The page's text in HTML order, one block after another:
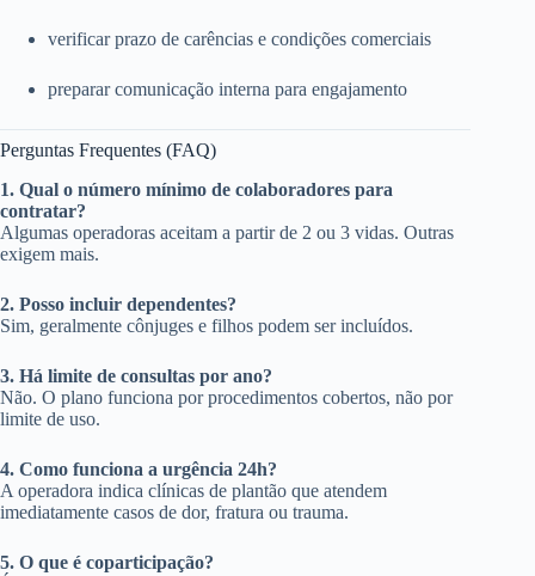
verificar prazo de carências e condições comerciais
preparar comunicação interna para engajamento
Perguntas Frequentes (FAQ)
1. Qual o número mínimo de colaboradores para
contratar?
Algumas operadoras aceitam a partir de 2 ou 3 vidas. Outras
exigem mais.
2. Posso incluir dependentes?
Sim, geralmente cônjuges e filhos podem ser incluídos.
3. Há limite de consultas por ano?
Não. O plano funciona por procedimentos cobertos, não por
limite de uso.
4. Como funciona a urgência 24h?
A operadora indica clínicas de plantão que atendem
imediatamente casos de dor, fratura ou trauma.
5. O que é coparticipação?